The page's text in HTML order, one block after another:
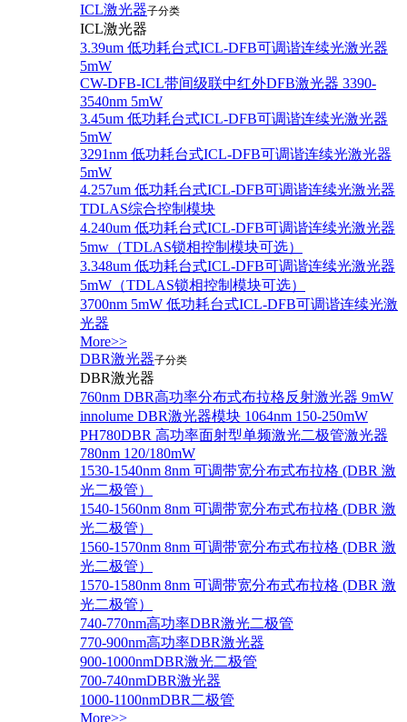
ICL激光器子分类
ICL激光器
3.39um 低功耗台式ICL-DFB可调谐连续光激光器
5mW
CW-DFB-ICL带间级联中红外DFB激光器 3390-
3540nm 5mW
3.45um 低功耗台式ICL-DFB可调谐连续光激光器
5mW
3291nm 低功耗台式ICL-DFB可调谐连续光激光器
5mW
4.257um 低功耗台式ICL-DFB可调谐连续光激光器
TDLAS综合控制模块
4.240um 低功耗台式ICL-DFB可调谐连续光激光器
5mw（TDLAS锁相控制模块可选）
3.348um 低功耗台式ICL-DFB可调谐连续光激光器
5mW（TDLAS锁相控制模块可选）
3700nm 5mW 低功耗台式ICL-DFB可调谐连续光激
光器
More>>
DBR激光器子分类
DBR激光器
760nm DBR高功率分布式布拉格反射激光器 9mW
innolume DBR激光器模块 1064nm 150-250mW
PH780DBR 高功率面射型单频激光二极管激光器
780nm 120/180mW
1530-1540nm 8nm 可调带宽分布式布拉格 (DBR 激
光二极管）
1540-1560nm 8nm 可调带宽分布式布拉格 (DBR 激
光二极管）
1560-1570nm 8nm 可调带宽分布式布拉格 (DBR 激
光二极管）
1570-1580nm 8nm 可调带宽分布式布拉格 (DBR 激
光二极管）
740-770nm高功率DBR激光二极管
770-900nm高功率DBR激光器
900-1000nmDBR激光二极管
700-740nmDBR激光器
1000-1100nmDBR二极管
More>>